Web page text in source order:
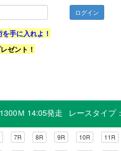
手に入れよ！
ゼント！
Ｍ 14:05発走 レースタイプ：
7R 8R 9R 10R 11R